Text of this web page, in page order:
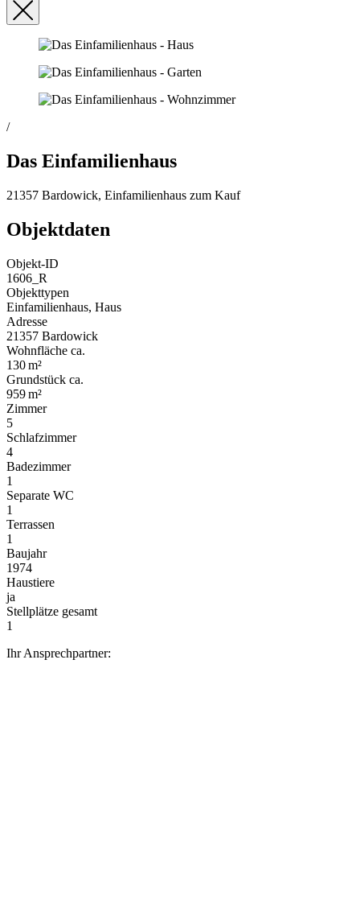
/
Das Einfamilienhaus
21357 Bardowick, Einfamilienhaus zum Kauf
Objektdaten
Objekt-ID
1606_R
Objekttypen
Einfamilienhaus, Haus
Adresse
21357 Bardowick
Wohnfläche ca.
130 m²
Grund­stück ca.
959 m²
Zimmer
5
Schlafzimmer
4
Badezimmer
1
Separate WC
1
Terrassen
1
Baujahr
1974
Haustiere
ja
Stellplätze gesamt
1
Ihr Ansprechpartner: